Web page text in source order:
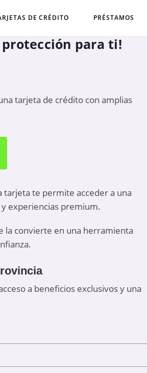
DE CRÉDITO PRÉSTAMOS
protección para ti!
tarjeta de crédito con amplias
tarjeta te permite acceder a una
experiencias premium.
la convierte en una herramienta
a beneficios exclusivos y una